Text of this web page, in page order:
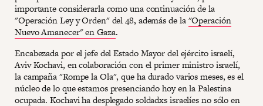
importante considerarla como una continuación de la
"Operación Ley y Orden" del 48, además de la"Operación
Nuevo Amanecer" en Gaza.
Encabezada por el jefe del Estado Mayor del ejército israelí,
Aviv Kochavi, en colaboración con el primer ministro israelí,
la campaña "Rompe la Ola", que ha durado varios meses, es el
núcleo de lo que estamos presenciando hoy en la Palestina
ocupada. Kochavi ha desplegado soldadxs israelíes no sólo en